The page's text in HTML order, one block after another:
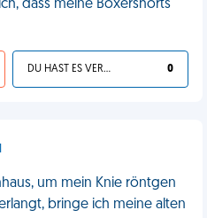
dass meine Boxershorts
DU HAST ES VERDIENT 0
um mein Knie röntgen
bringe ich meine alten